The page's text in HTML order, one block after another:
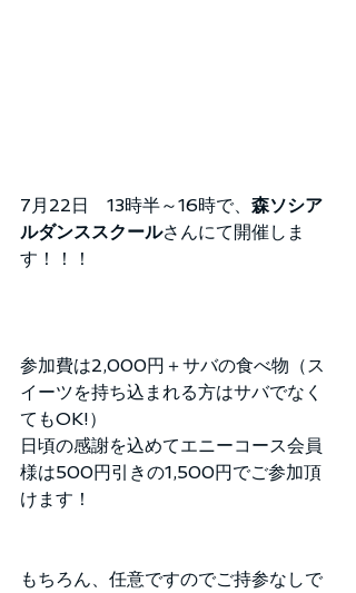
7月22日　13時半～16時で、 森ソシア
ルダンススクールさんにて開催しま
す！！！
参加費は2,000円＋サバの食べ物（ス
イーツを持ち込まれる方はサバでなく
てもOK!）
日頃の感謝を込めてエニーコース会員
様は500円引きの1,500円でご参加頂
けます！
もちろん、任意ですのでご持参なしで